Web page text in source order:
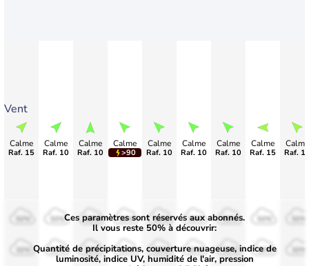
Vent
Calme
Raf. 15
Calme
Raf. 10
Calme
Raf. 10
Calme
>90
Calme
Raf. 10
Calme
Raf. 10
Calme
Raf. 10
Calme
Raf. 15
Calme
Raf.
50%
30%
50%
30%
50%
30%
50%
30%
50%
30%
50%
30%
50%
30%
Ces paramètres sont réservés aux abonnés.
Il vous reste 50% à découvrir:
Quantité de précipitations, couverture nuageuse, indice de
luminosité, indice UV, humidité de l'air, pression